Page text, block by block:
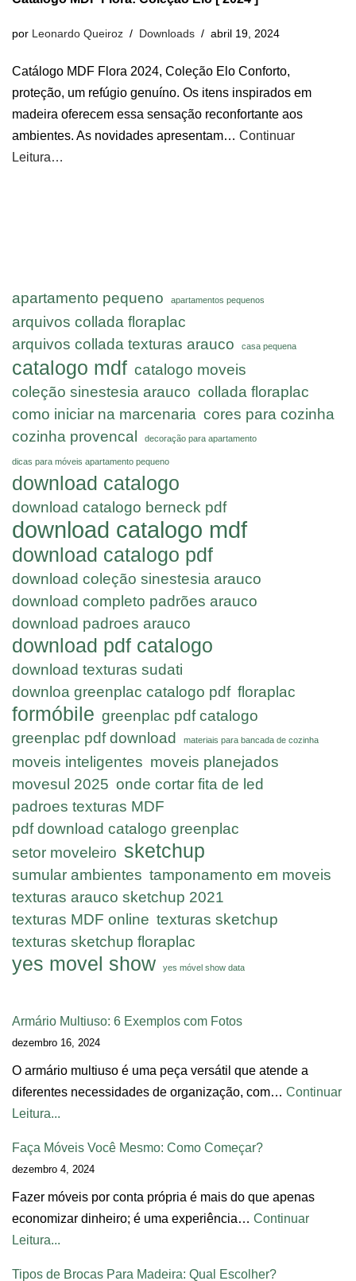
por Leonardo Queiroz Downloads abril 19, 2024
Catálogo MDF Flora 2024, Coleção Elo Conforto,
proteção, um refúgio genuíno. Os itens inspirados em
madeira oferecem essa sensação reconfortante aos
ambientes. As novidades apresentam… Continuar
Leitura…
apartamento pequeno apartamentos pequenos
arquivos collada floraplac
arquivos collada texturas arauco
casa pequena
catalogo mdf catalogo moveis
coleção sinestesia arauco collada floraplac
como iniciar na marcenaria cores para cozinha
cozinha provencal
decoração para apartamento
dicas para móveis apartamento pequeno
download catalogo
download catalogo berneck pdf
download catalogo mdf
download catalogo pdf
download coleção sinestesia arauco
download completo padrões arauco
download padroes arauco
download pdf catalogo
download texturas sudati
downloa greenplac catalogo pdf floraplac
formóbile greenplac pdf catalogo
greenplac pdf download
materiais para bancada de cozinha
moveis inteligentes moveis planejados
movesul 2025 onde cortar fita de led
padroes texturas MDF
pdf download catalogo greenplac
setor moveleiro sketchup
sumular ambientes tamponamento em moveis
texturas arauco sketchup 2021
texturas MDF online texturas sketchup
texturas sketchup floraplac
yes movel show yes móvel show data
Armário Multiuso: 6 Exemplos com Fotos
dezembro 16, 2024
O armário multiuso é uma peça versátil que atende a
diferentes necessidades de organização, com… Continuar
Leitura...
Faça Móveis Você Mesmo: Como Começar?
dezembro 4, 2024
Fazer móveis por conta própria é mais do que apenas
economizar dinheiro; é uma experiência… Continuar
Leitura...
Tipos de Brocas Para Madeira: Qual Escolher?